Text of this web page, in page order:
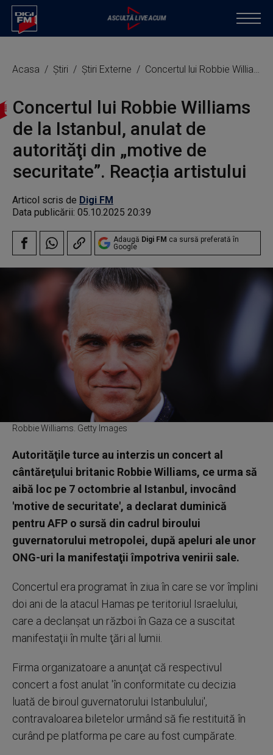
Acasa Știri Știri Externe Concertul lui Robbie Williams de la Istanbul, anulat de autorităţi din „motive de securitate”. Reacția artistului
Concertul lui Robbie Williams
de la Istanbul, anulat de
autorităţi din „motive de
securitate”. Reacția artistului
Articol scris de Digi FM
Data publicării: 05.10.2025 20:39
Adaugă Digi FM ca sursă preferată în
Google
Robbie Williams. Getty Images
Autorităţile turce au interzis un concert al
cântăreţului britanic Robbie Williams, ce urma să
aibă loc pe 7 octombrie al Istanbul, invocând
'motive de securitate', a declarat duminică
pentru AFP o sursă din cadrul biroului
guvernatorului metropolei, după apeluri ale unor
ONG-uri la manifestaţii împotriva venirii sale.
Concertul era programat în ziua în care se vor împlini
doi ani de la atacul Hamas pe teritoriul Israelului,
care a declanşat un război în Gaza ce a suscitat
manifestaţii în multe ţări al lumii.
Firma organizatoare a anunţat că respectivul
concert a fost anulat 'în conformitate cu decizia
luată de biroul guvernatorului Istanbulului',
contravaloarea biletelor urmând să fie restituită în
curând pe platforma pe care au fost cumpărate.